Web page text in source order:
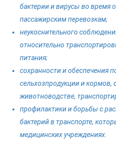
бактерии и вирусы во время
пассажирским перевозкам;
неукоснительного
относительно
питания;
сохранности и обеспечения
сельхозпродукции и
животноводстве,
профилактики и борьбы с
бактерий в транспорте,
медицинских учреждениях.